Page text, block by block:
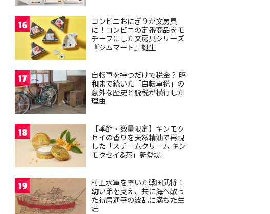
16
コンビニおにぎりが文房具
に！コンビニの定番商品をモ
チーフにした文房具シリーズ
『ジムマート』誕生
17
自転車を持つだけで税金？ 昭
和まで続いた「自転車税」の
意外な歴史と脱税が横行した
理由
18
【季節・数量限定】キンモク
セイの香りを天然精油で再現
した「スチームクリーム キン
モクセイ&茶」新登場
19
村上水軍を率いた戦国武将！
幼い弟を支え、共に海へ散っ
た得居通幸の波乱に満ちた生
涯